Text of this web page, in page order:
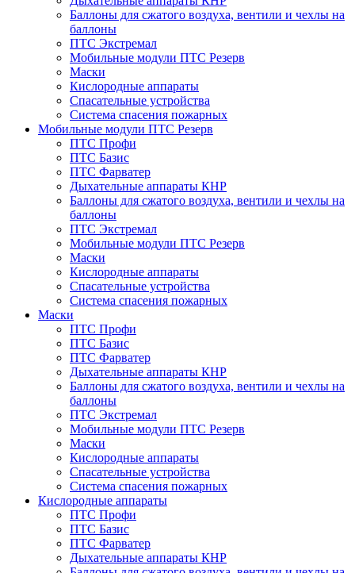
Баллоны для сжатого воздуха, вентили и чехлы на
баллоны
ПТС Экстремал
Мобильные модули ПТС Резерв
Маски
Кислородные аппараты
Спасательные устройства
Система спасения пожарных
Мобильные модули ПТС Резерв
ПТС Профи
ПТС Базис
ПТС Фарватер
Дыхательные аппараты КНР
Баллоны для сжатого воздуха, вентили и чехлы на
баллоны
ПТС Экстремал
Мобильные модули ПТС Резерв
Маски
Кислородные аппараты
Спасательные устройства
Система спасения пожарных
Маски
ПТС Профи
ПТС Базис
ПТС Фарватер
Дыхательные аппараты КНР
Баллоны для сжатого воздуха, вентили и чехлы на
баллоны
ПТС Экстремал
Мобильные модули ПТС Резерв
Маски
Кислородные аппараты
Спасательные устройства
Система спасения пожарных
Кислородные аппараты
ПТС Профи
ПТС Базис
ПТС Фарватер
Дыхательные аппараты КНР